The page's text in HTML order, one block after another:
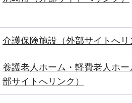
介護保険施設（外部サイトへリ
養護老人ホーム・軽費老人ホ
部サイトへリンク）